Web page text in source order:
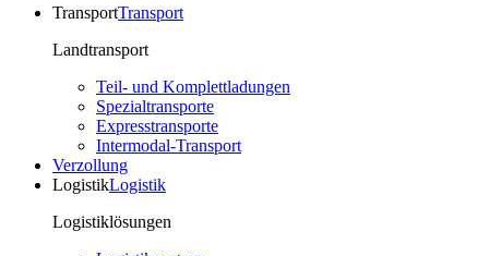
Post TransportTransport
Landtransport
Teil- und Komplettladungen
Spezialtransporte
Expresstransporte
Intermodal-Transport
Verzollung
LogistikLogistik
Logistiklösungen